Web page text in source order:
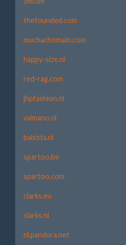
thefounded.com
muchachomalo.com
happy-size.nl
red-rag.com
jhpfashion.nl
valmano.nl
babista.nl
spartoo.be
spartoo.com
clarks.eu
clarks.nl
nl.pandora.net